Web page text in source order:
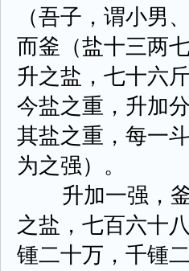
（吾子，谓小男
而釜（盐十三两
升之盐，七十六
今盐之重，升加
其盐之重，每一
为之强）。
升加一强，釜
之盐，七百六十
锺二十万，千锺